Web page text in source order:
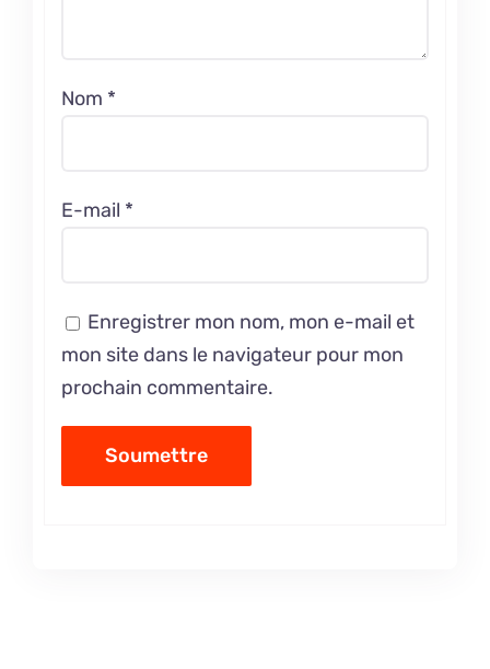
Nom *
E-mail *
Enregistrer mon nom, mon e-mail et
mon site dans le navigateur pour mon
prochain commentaire.